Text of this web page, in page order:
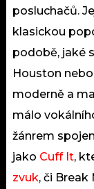
posluchačů.
klasickou
podobě, jaké
Houston
moderně a
málo
žánrem
jako Cuff It,
zvuk, či Break